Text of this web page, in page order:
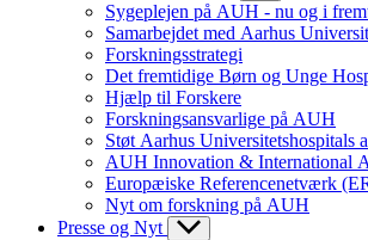
Sygeplejen på AUH - nu og i
Samarbejdet med Aarhus
Forskningsstrategi
Det fremtidige Børn og Unge
Hjælp til Forskere
Forskningsansvarlige på AUH
Støt Aarhus Universitetshospitals
AUH Innovation & International
Europæiske Referencenetværk
Nyt om forskning på AUH
Presse og Nyt